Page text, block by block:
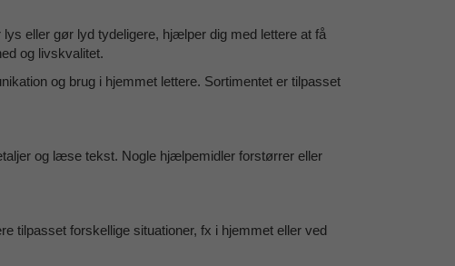
eller gør lyd tydeligere, hjælper dig med lettere at få
og livskvalitet.
og brug i hjemmet lettere. Sortimentet er tilpasset
og læse tekst. Nogle hjælpemidler forstørrer eller
tilpasset forskellige situationer, fx i hjemmet eller ved